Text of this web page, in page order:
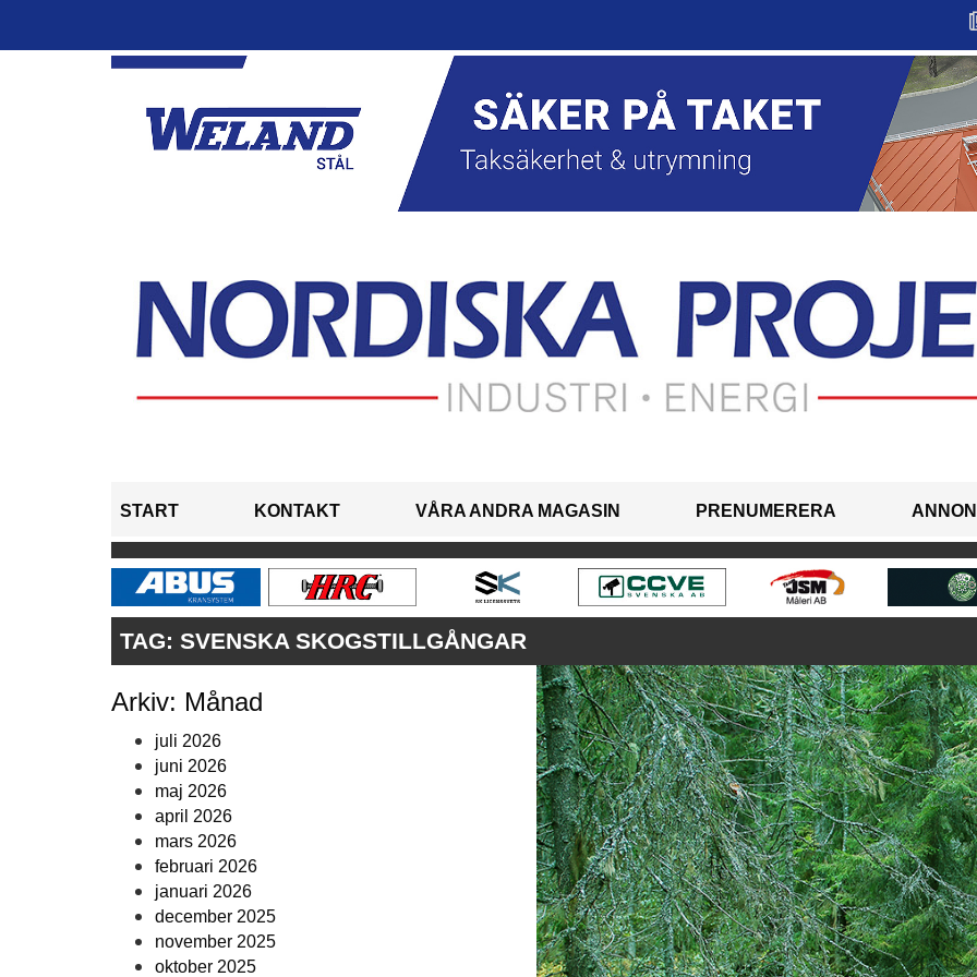
START KONTAKT VÅRA ANDRA MAGASIN PRENUMERERA
TAG: SVENSKA SKOGSTILLGÅNGAR
Arkiv: Månad
juli 2026
juni 2026
maj 2026
april 2026
mars 2026
februari 2026
januari 2026
december 2025
november 2025
oktober 2025